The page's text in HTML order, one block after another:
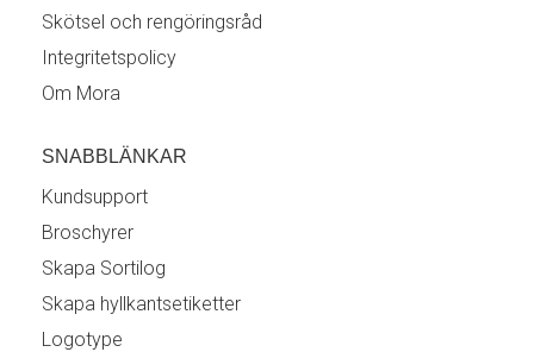
Skötsel och rengöringsråd
Integritetspolicy
Om Mora
SNABBLÄNKAR
Kundsupport
Broschyrer
Skapa Sortilog
Skapa hyllkantsetiketter
Logotype